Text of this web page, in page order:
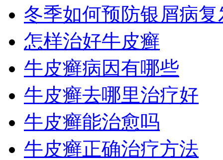
冬季如何预防银屑病复
怎样治好牛皮癣
牛皮癣病因有哪些
牛皮癣去哪里治疗好
牛皮癣能治愈吗
牛皮癣正确治疗方法